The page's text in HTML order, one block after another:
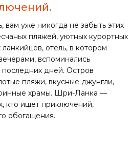
уже никогда не забыть этих
пляжей, уютных курортных
отель, в котором
вспоминались
дней. Остров
пляжи, вкусные джунгли,
храмы. Шри-Ланка —
кто ищет приключений,
обогащения.